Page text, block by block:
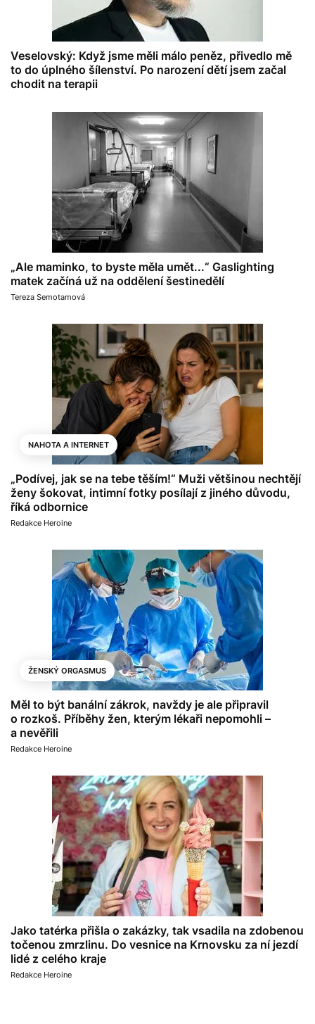
Veselovský: Když jsme měli málo peněz, přivedlo mě
to do úplného šílenství. Po narození dětí jsem začal
chodit na terapii
„Ale maminko, to byste měla umět...“ Gaslighting
matek začíná už na oddělení šestinedělí
Tereza Semotamová
NAHOTA A INTERNET
„Podívej, jak se na tebe těším!“ Muži většinou nechtějí
ženy šokovat, intimní fotky posílají z jiného důvodu,
říká odbornice
Redakce Heroine
ŽENSKÝ ORGASMUS
Měl to být banální zákrok, navždy je ale připravil
o rozkoš. Příběhy žen, kterým lékaři nepomohli –
a nevěřili
Redakce Heroine
Jako tatérka přišla o zakázky, tak vsadila na zdobenou
točenou zmrzlinu. Do vesnice na Krnovsku za ní jezdí
lidé z celého kraje
Redakce Heroine